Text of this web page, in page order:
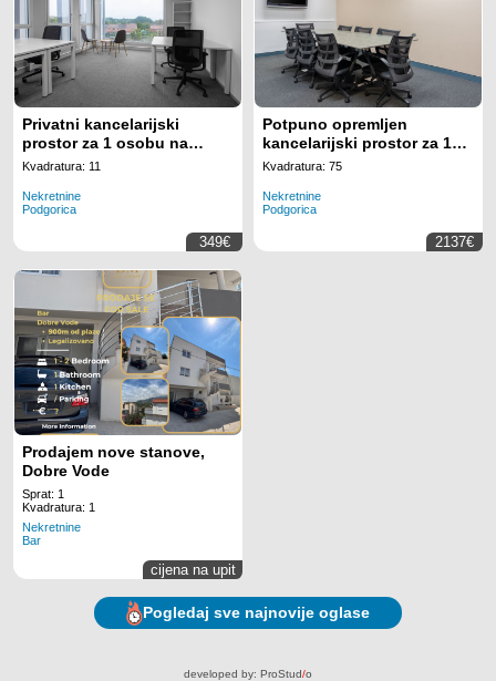
Privatni kancelarijski
prostor za 1 osobu na
lokaciji Regus Business
Kvadratura: 11
Nekretnine
Podgorica
349€
Potpuno opremljen
kancelarijski prostor za 10
radnih mjesta na lokaciji
Montenegro
Kvadratura: 75
Nekretnine
Podgorica
2137€
Prodajem nove stanove,
Dobre Vode
Sprat: 1
Kvadratura: 1
Nekretnine
Bar
cijena na upit
Pogledaj sve najnovije oglase
developed by: ProStud/o